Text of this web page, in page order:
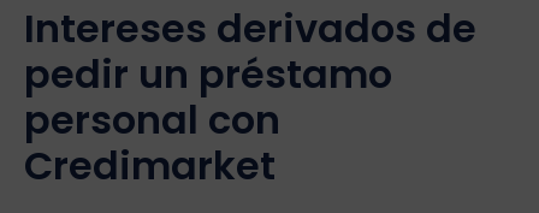
Intereses derivados de
pedir un préstamo
personal con
Credimarket